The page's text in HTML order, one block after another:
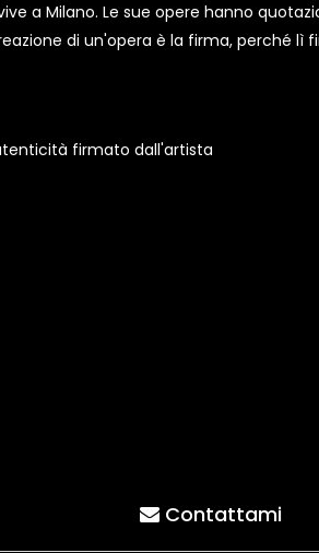
a Milano. Le sue opere hanno
di un'opera è la firma, perché
firmato dall'artista
Contattami